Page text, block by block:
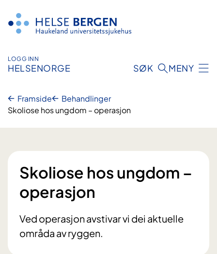
innhald
LOGG INN
HELSENORGE SØK MENY
Framside
Behandlinger
Skoliose hos ungdom – operasjon
Skoliose hos ungdom –
operasjon
Ved operasjon avstivar vi dei aktuelle
områda av ryggen.